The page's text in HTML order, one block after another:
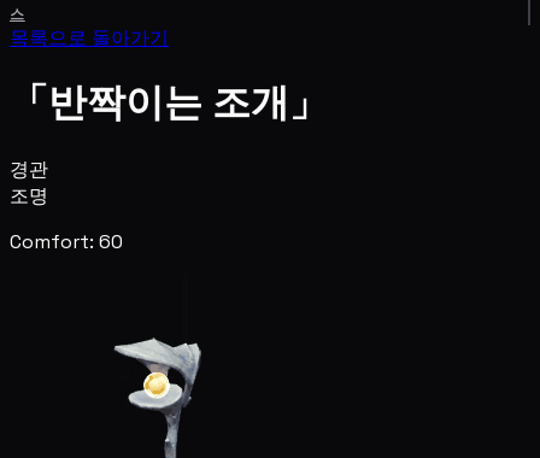
스
목록으로 돌아가기
「반짝이는 조개」
경관
조명
Comfort: 60